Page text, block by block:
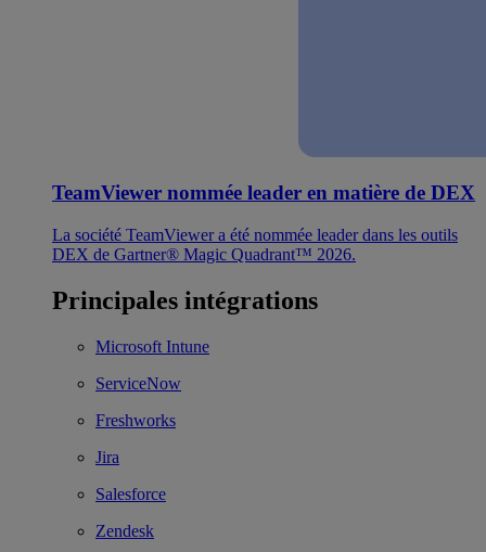
TeamViewer nommée leader en matière de DEX
La société TeamViewer a été nommée leader dans les outils
DEX de Gartner® Magic Quadrant™ 2026.
Principales intégrations
Microsoft Intune
ServiceNow
Freshworks
Jira
Salesforce
Zendesk